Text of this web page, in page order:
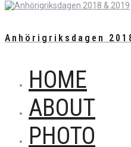
Anhörigriksdagen
HOME
ABOUT
PHOTO